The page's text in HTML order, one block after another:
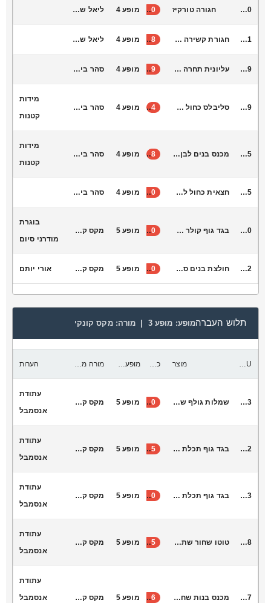
B5000 חגורה טורקיז 40 מופע 4 ליאל שרה זריהן
B5001 חגורת קשירה כסף לבן 38 מופע 4 ליאל שרה זריהן
L6009 עליונית תחרה לבן 39 מופע 4 סהר ביטנר
M11019 סליבלס כחול רויאל 4 מופע 4 סהר ביטנר
מידות
קטנות
M11025 מכנס בנים לבן גזרה גבוהה 8 מופע 4 סהר ביטנר
מידות
קטנות
S1005 חצאית כחול לבן רק בישראל 40 מופע 4 סהר ביטנר
L6040 בגד גוף קולר לבן מבריק 40 מופע 5 מקס קונקי
בוגרת
מודרני סיום
M11012 חולצת בנים סליבלס לבנה 10 מופע 5 מקס קונקי אורי יותם
תלוש העברהמופע: מופע 3 | מורה: מקס קונקי
מוצר מורה מקבלת הערות
D3043 שמלות גולף שחור מגדלור 40 מופע 5 מקס קונקי
עתודת
אנסמבל
L6002 בגד גוף תכלת ארוך הר הרצל 25 מופע 5 מקס קונקי
עתודת
אנסמבל
L6003 בגד גוף תכלת ארוך הר הרצל 20 מופע 5 מקס קונקי
עתודת
אנסמבל
S1048 טוטו שחור שתי שכבות , תחתונה ארוכה מאחור 35 מופע 5 מקס קונקי
עתודת
אנסמבל
T7017 מכנס בנות שחור אלגנט 16 מופע 5 מקס קונקי
עתודת
אנסמבל